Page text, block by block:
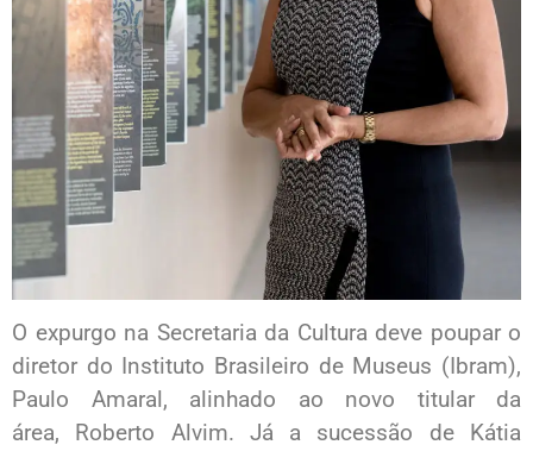
O expurgo na Secretaria da Cultura deve poupar o
diretor do Instituto Brasileiro de Museus (Ibram),
Paulo Amaral, alinhado ao novo titular da
área, Roberto Alvim. Já a sucessão de Kátia